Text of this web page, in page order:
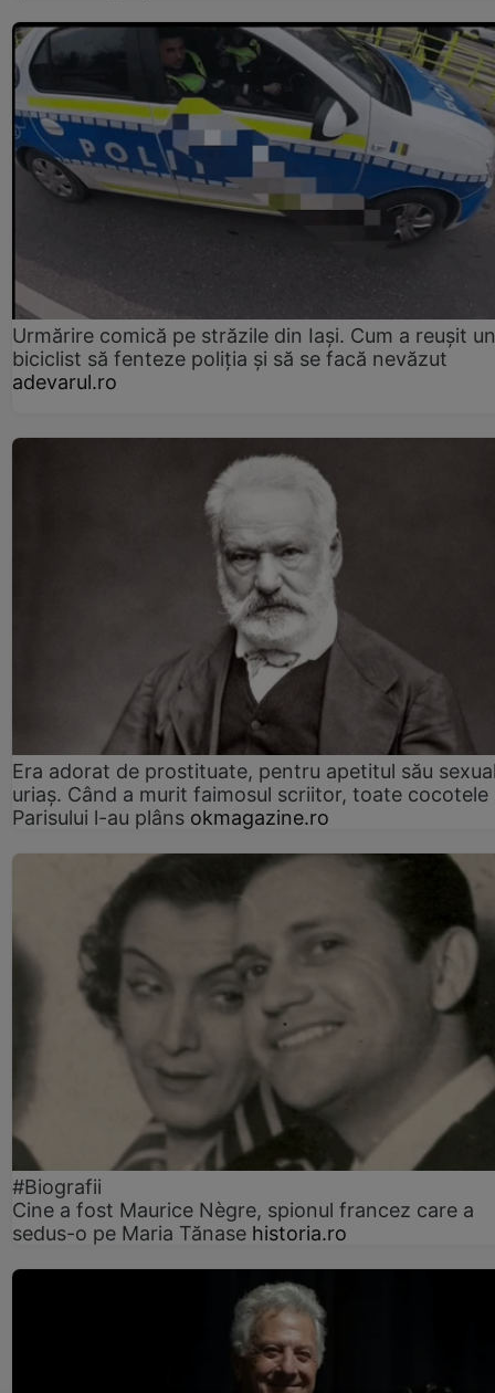
Urmărire comică pe străzile din Iași. Cum a reușit un
biciclist să fenteze poliția și să se facă nevăzut
adevarul.ro
Era adorat de prostituate, pentru apetitul său
uriaș. Când a murit faimosul scriitor, toate cocotele
Parisului l-au plâns okmagazine.ro
#Biografii
Cine a fost Maurice Nègre, spionul francez care a
sedus-o pe Maria Tănase historia.ro